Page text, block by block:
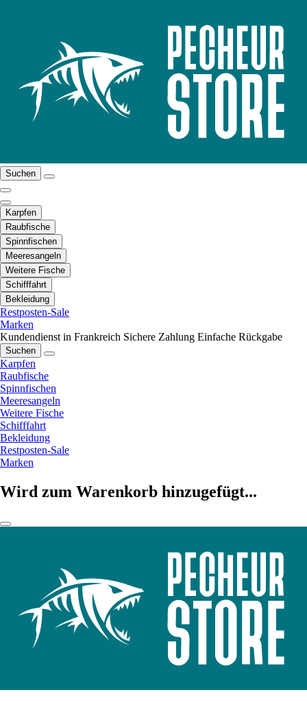
Suchen
Karpfen
Raubfische
Spinnfischen
Meeresangeln
Weitere Fische
Schifffahrt
Bekleidung
Restposten-Sale
Marken
Kundendienst in Frankreich Sichere Zahlung Einfache Rückgabe
Suchen
Karpfen
Raubfische
Spinnfischen
Meeresangeln
Weitere Fische
Schifffahrt
Bekleidung
Restposten-Sale
Marken
Wird zum Warenkorb hinzugefügt...